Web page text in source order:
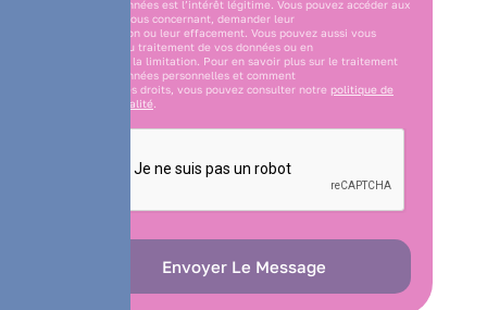
de vos données est l’intérêt légitime. Vous pouvez accéder aux
données vous concernant, demander leur
rectification ou leur effacement. Vous pouvez aussi vous
opposer au traitement de vos données ou en
demander la limitation. Pour en savoir plus sur le traitement
de vos données personnelles et comment
exercer ces droits, vous pouvez consulter notre politique de
confidentialité